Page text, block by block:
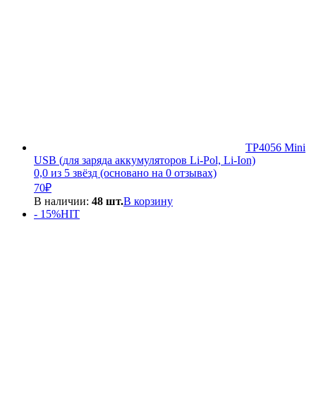
TP4056 Mini
USB (для заряда аккумуляторов Li-Pol, Li-Ion)
0,0 из 5 звёзд (основано на 0 отзывах)
70₽
В наличии: 48 шт.В корзину
- 15%HIT